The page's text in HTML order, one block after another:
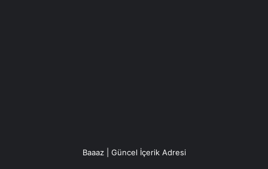
Baaaz | Güncel İçerik Adresi